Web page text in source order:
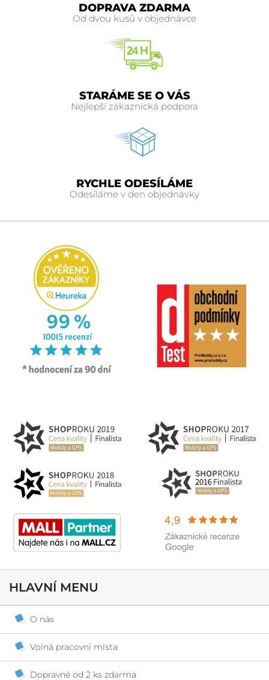
DOPRAVA ZDARMA
Od dvou kusů v objednávce
STARÁME SE O VÁS
Nejlepší zákaznická podpora
RYCHLE ODESÍLÁME
Odesíláme v den objednávky
HLAVNÍ MENU
O nás
Volná pracovní místa
Dopravné od 2 ks zdarma